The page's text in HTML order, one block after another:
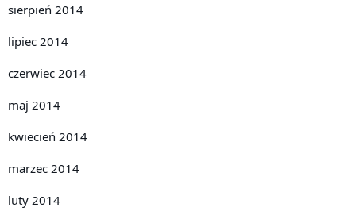
sierpień 2014
lipiec 2014
czerwiec 2014
maj 2014
kwiecień 2014
marzec 2014
luty 2014